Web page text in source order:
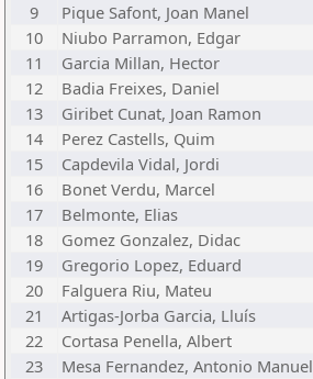
9
Pique Safont, Joan Manel
10
Niubo Parramon, Edgar
11
Garcia Millan, Hector
12
Badia Freixes, Daniel
13
Giribet Cunat, Joan Ramon
14
Perez Castells, Quim
15
Capdevila Vidal, Jordi
16
Bonet Verdu, Marcel
17
Belmonte, Elias
18
Gomez Gonzalez, Didac
19
Gregorio Lopez, Eduard
20
Falguera Riu, Mateu
21
Artigas-Jorba Garcia, Lluís
22
Cortasa Penella, Albert
23
Mesa Fernandez, Antonio Manuel